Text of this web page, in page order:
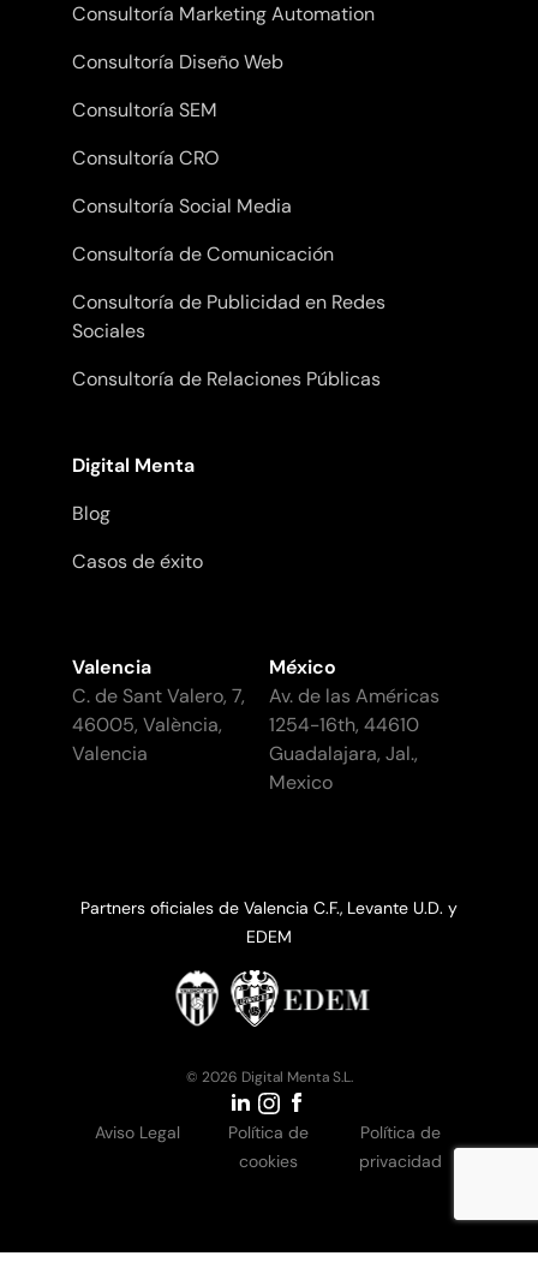
Consultoría Marketing Automation
Consultoría Diseño Web
Consultoría SEM
Consultoría CRO
Consultoría Social Media
Consultoría de Comunicación
Consultoría de Publicidad en Redes
Sociales
Consultoría de Relaciones Públicas
Digital Menta
Blog
Casos de éxito
Valencia
C. de Sant Valero, 7,
46005, València,
Valencia
México
Av. de las Américas
1254-16th, 44610
Guadalajara, Jal.,
Mexico
Partners oficiales de Valencia C.F., Levante U.D. y
EDEM
© 2026 Digital Menta S.L.
Aviso Legal
Política de
cookies
Política de
privacidad